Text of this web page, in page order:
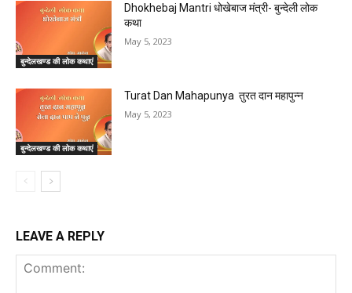
बुन्देलखण्ड की लोक कथाएं
Dhokhebaj Mantri धोखेबाज मंत्री- बुन्देली लोक
कथा
May 5, 2023
बुन्देलखण्ड की लोक कथाएं
Turat Dan Mahapunya तुरत दान महापुन्न
May 5, 2023
LEAVE A REPLY